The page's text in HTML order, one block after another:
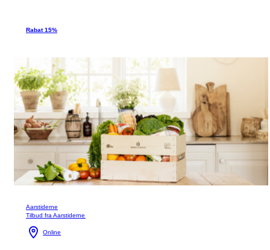
Rabat 15%
Aarstiderne
Tilbud fra Aarstiderne
Online